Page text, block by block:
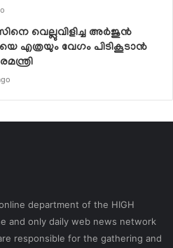
വെല്ലുവിളിച്ച അര്‍ജുന്‍
എത്രയും വേഗം പിടികൂടാന്‍
department of the HIGH
and only daily web news network
responsible for the gathering and